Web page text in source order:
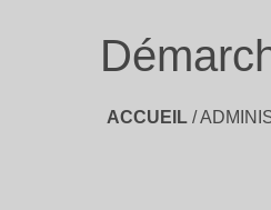
ACCUEIL/